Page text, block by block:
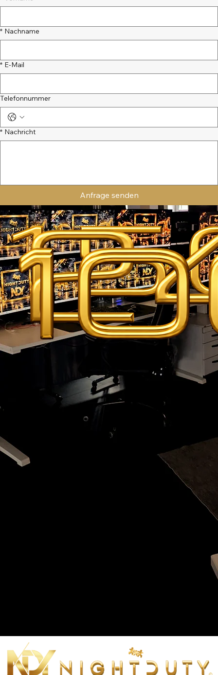
Kontaktieren Sie uns
+49 (0) 201 857 867 0
info@nightduty.de
* Vorname
* Nachname
* E-Mail
Telefonnummer
Anfrage senden
Koordinierte Einsätze
Notfall-Service
Spezialisierung
Bereitschaftsdienst
BEREITSCHAFTSDIENST